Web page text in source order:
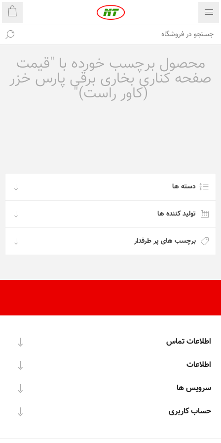
محصول برچسب خورده با "قیمت
صفحه کناری بخاری برقی پارس خزر
(کاور راست)"
دسته ها
تولید کننده ها
برچسب های پر طرفدار
اطلاعات تماس
اطلاعات
سرویس ها
حساب کاربری